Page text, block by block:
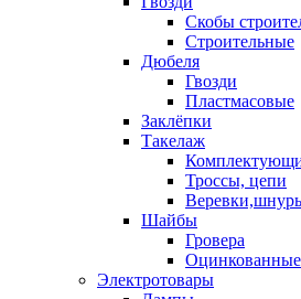
Скобы
Строительные
Дюбеля
Гвозди
Пластмасовые
Заклёпки
Такелаж
Троссы, цепи
Шайбы
Гровера
Оцинкованные
Электротовары